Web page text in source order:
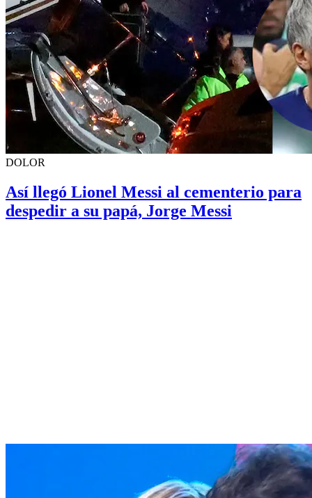
DOLOR
Así llegó Lionel Messi al cementerio para
despedir a su papá, Jorge Messi